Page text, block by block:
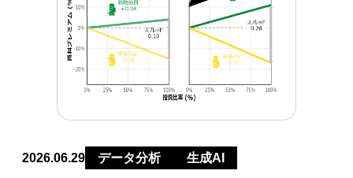
2026.06.29 データ分析 生成AI